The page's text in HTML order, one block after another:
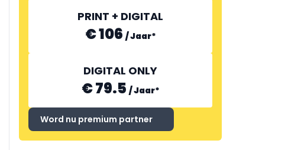
PRINT + DIGITAL
€ 106 /Jaar*
DIGITAL ONLY
€ 79.5 /Jaar*
Word nu premium partner